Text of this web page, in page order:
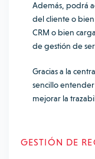
Además, podrá
del cliente o
CRM o bien
de gestión de
Gracias a la
sencillo
mejorar la
GESTIÓN DE